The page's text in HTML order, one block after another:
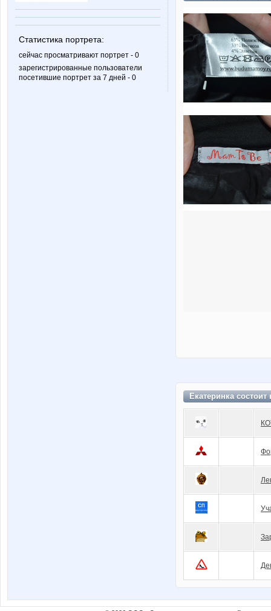
Статистика портрета:
сейчас просматривают портрет - 0
зарегистрированные пользователи
посетившие портрет за 7 дней - 0
Екатеринка состоит